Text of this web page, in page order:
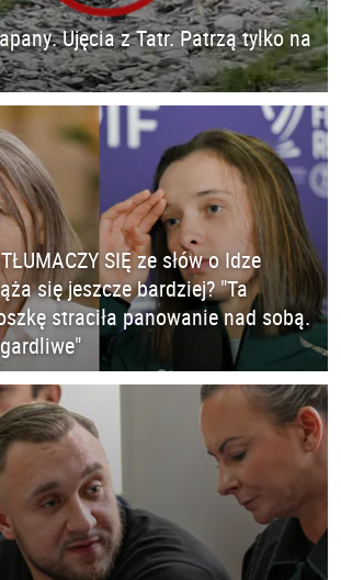
Ujęcia z Tatr. Patrzą tylko na
SIĘ ze słów o Idze
się jeszcze bardziej? "Ta
straciła panowanie nad sobą.